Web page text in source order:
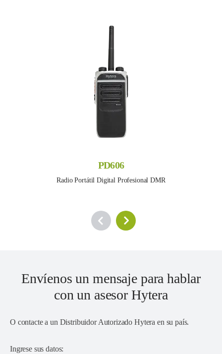
PD606
Radio Portátil Digital Profesional DMR
Envíenos un mensaje para hablar
con un asesor Hytera
O contacte a un Distribuidor Autorizado Hytera en su país.
Ingrese sus datos: